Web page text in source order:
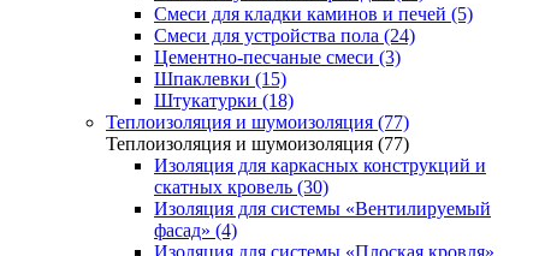
Смеси для кладки каминов и печей (5)
Смеси для устройства пола (24)
Цементно-песчаные смеси (3)
Шпаклевки (15)
Штукатурки (18)
Теплоизоляция и шумоизоляция (77)
Теплоизоляция и шумоизоляция (77)
Изоляция для каркасных конструкций и
скатных кровель (30)
Изоляция для системы «Вентилируемый
фасад» (4)
Изоляция для системы «Плоская кровля»